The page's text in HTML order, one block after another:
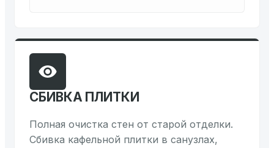
СБИВКА ПЛИТКИ
Полная очистка стен от старой отделки.
Сбивка кафельной плитки в санузлах,